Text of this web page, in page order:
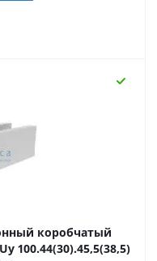
коробчатый
100.44(30).45,5(38,5)